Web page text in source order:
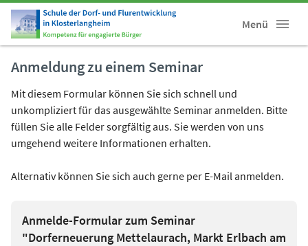
Menü
Anmeldung zu einem Seminar
Mit diesem Formular können Sie sich schnell und
unkompliziert für das ausgewählte Seminar anmelden. Bitte
füllen Sie alle Felder sorgfältig aus. Sie werden von uns
umgehend weitere Informationen erhalten.
Alternativ können Sie sich auch gerne per E-Mail anmelden.
Anmelde-Formular zum Seminar
"Dorferneuerung Mettelaurach, Markt Erlbach am